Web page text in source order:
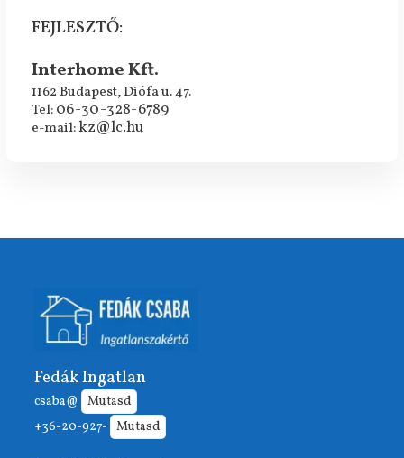
FEJLESZTŐ:
Interhome Kft.
1162 Budapest, Diófa u. 47.
Tel:06-30-328-6789
e-mail:kz@lc.hu
Fedák Ingatlan
csaba@
Mutasd
+36-20-927- Mutasd